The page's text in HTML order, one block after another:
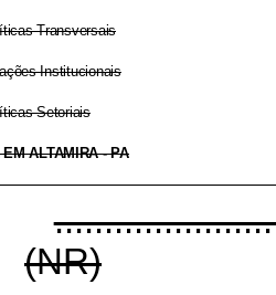
Transversais
Institucionais
Setoriais
ALTAMIRA - PA
(NR)